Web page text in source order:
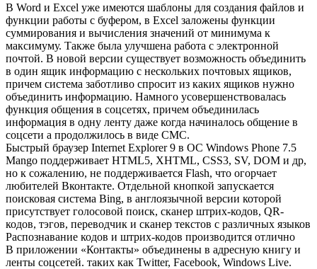
В Word и Excel уже имеются шаблоны для создания файлов и
функции работы с буфером, в Excel заложены функции
суммирования и вычисления значений от минимума к
максимуму. Также была улучшена работа с электронной
почтой. В новой версии существует возможность объединить
в один ящик информацию с нескольких почтовых ящиков,
причем система заботливо спросит из каких ящиков нужно
объединить информацию. Намного усовершенствовалась
функция общения в соцсетях, причем объединилась
информация в одну ленту даже когда начиналось общение в
соцсети а продолжилось в виде СМС.
Быстрый браузер Internet Explorer 9 в ОС Windows Phone 7.5
Mango поддерживает HTML5, XHTML, CSS3, SV, DOM и др,
но к сожалению, не поддерживается Flash, что огорчает
любителей Вконтакте. Отдельной кнопкой запускается
поисковая система Bing, в англоязычной версии которой
присутствует голосовой поиск, сканер штрих-кодов, QR-
кодов, тэгов, переводчик и сканер текстов с различных языков
Распознавание кодов и штрих-кодов производится отлично
В приложении «Контакты» объединены в адресную книгу и
ленты соцсетей. таких как Twitter, Facebook, Windows Live.